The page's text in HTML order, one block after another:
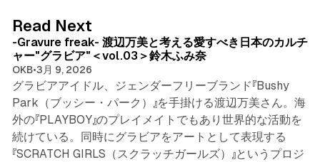
r
a
m
Read Next
-Gravure freak- 渡辺万美と考える愛すべき日本のカルチ
ャー"グラビア"＜vol.03＞鈴木ふみ奈
OKB•3月 9, 2026
グラビアアイドル、ジェンダーフリーブランド『Bushy
Park（ブッシー・パーク）』を手掛ける渡辺万美さん。海
外の『PLAYBOY』のプレイメイトでもあり世界的な活動を
続けている。同時にグラビアをアートとして表現する
『SCRATCH GIRLS（スクラッチガールズ）』というプロジ